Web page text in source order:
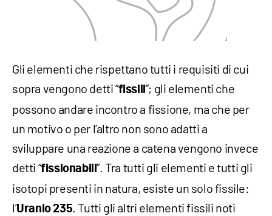
Gli elementi che rispettano tutti i requisiti di cui
sopra vengono detti “fissili”; gli elementi che
possono andare incontro a fissione, ma che per
un motivo o per l’altro non sono adatti a
sviluppare una reazione a catena vengono invece
detti “fissionabili”. Tra tutti gli elementi e tutti gli
isotopi presenti in natura, esiste un solo fissile:
l’Uranio 235. Tutti gli altri elementi fissili noti